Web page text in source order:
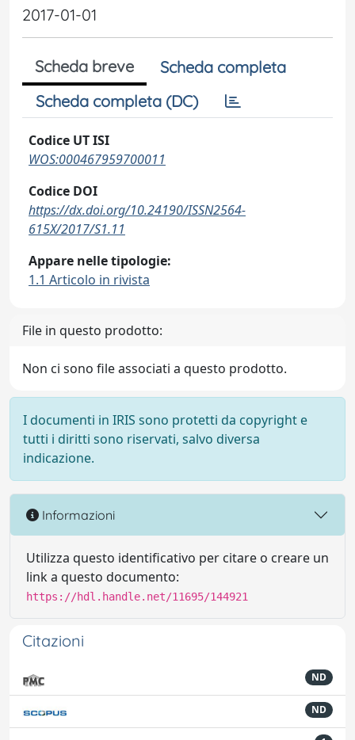
2017-01-01
Scheda breve
Scheda completa
Scheda completa (DC)
Codice UT ISI
WOS:000467959700011
Codice DOI
https://dx.doi.org/10.24190/ISSN2564-
615X/2017/S1.11
Appare nelle tipologie:
1.1 Articolo in rivista
File in questo prodotto:
Non ci sono file associati a questo prodotto.
I documenti in IRIS sono protetti da copyright e
tutti i diritti sono riservati, salvo diversa
indicazione.
Informazioni
Utilizza questo identificativo per citare o creare un
link a questo documento:
https://hdl.handle.net/11695/144921
Citazioni
ND
ND